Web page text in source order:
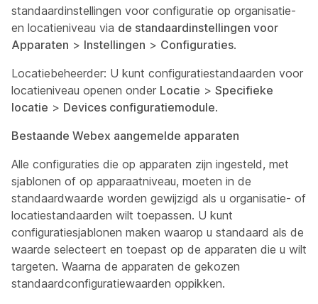
standaardinstellingen voor configuratie op organisatie-
en locatieniveau via de standaardinstellingen voor
Apparaten > Instellingen > Configuraties.
Locatiebeheerder: U kunt configuratiestandaarden voor
locatieniveau openen onder Locatie > Specifieke
locatie > Devices configuratiemodule.
Bestaande Webex aangemelde apparaten
Alle configuraties die op apparaten zijn ingesteld, met
sjablonen of op apparaatniveau, moeten in de
standaardwaarde worden gewijzigd als u organisatie- of
locatiestandaarden wilt toepassen. U kunt
configuratiesjablonen maken waarop u standaard als de
waarde selecteert en toepast op de apparaten die u wilt
targeten. Waarna de apparaten de gekozen
standaardconfiguratiewaarden oppikken.